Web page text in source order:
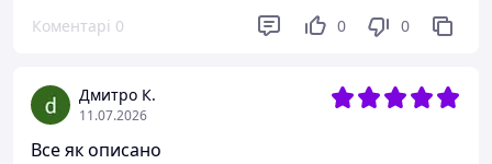
Коментарі 0 0 0
Дмитро К.
11.07.2026
Все як описано